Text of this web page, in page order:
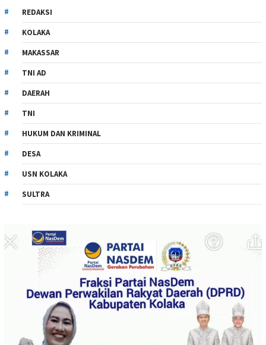
REDAKSI
KOLAKA
MAKASSAR
TNI AD
DAERAH
TNI
HUKUM DAN KRIMINAL
DESA
USN KOLAKA
SULTRA